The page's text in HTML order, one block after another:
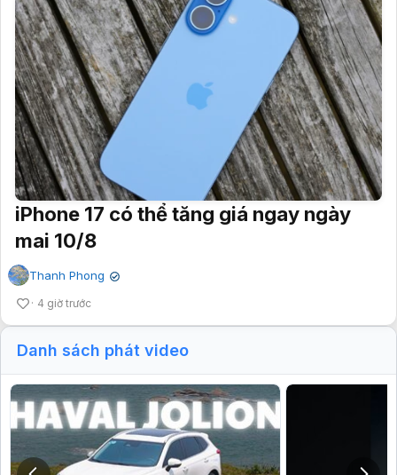
iPhone 17 có thể tăng giá ngay ngày
mai 10/8
Thanh Phong ✔
4 giờ trước
Danh sách phát video